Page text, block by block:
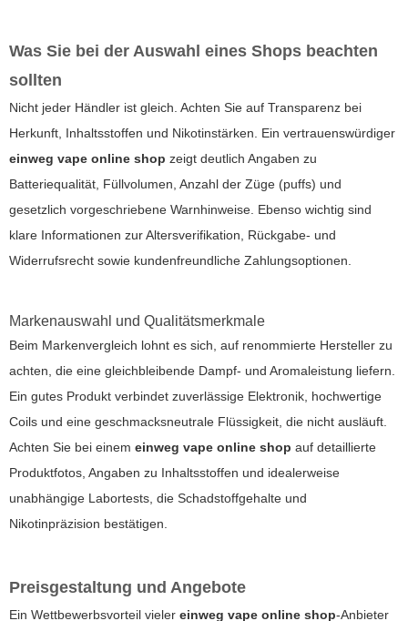
Was Sie bei der Auswahl eines Shops beachten
sollten
Nicht jeder Händler ist gleich. Achten Sie auf Transparenz bei
Herkunft, Inhaltsstoffen und Nikotinstärken. Ein vertrauenswürdiger
einweg vape online shop zeigt deutlich Angaben zu
Batteriequalität, Füllvolumen, Anzahl der Züge (puffs) und
gesetzlich vorgeschriebene Warnhinweise. Ebenso wichtig sind
klare Informationen zur Altersverifikation, Rückgabe- und
Widerrufsrecht sowie kundenfreundliche Zahlungsoptionen.
Markenauswahl und Qualitätsmerkmale
Beim Markenvergleich lohnt es sich, auf renommierte Hersteller zu
achten, die eine gleichbleibende Dampf- und Aromaleistung liefern.
Ein gutes Produkt verbindet zuverlässige Elektronik, hochwertige
Coils und eine geschmacksneutrale Flüssigkeit, die nicht ausläuft.
Achten Sie bei einem einweg vape online shop auf detaillierte
Produktfotos, Angaben zu Inhaltsstoffen und idealerweise
unabhängige Labortests, die Schadstoffgehalte und
Nikotinpräzision bestätigen.
Preisgestaltung und Angebote
Ein Wettbewerbsvorteil vieler einweg vape online shop-Anbieter